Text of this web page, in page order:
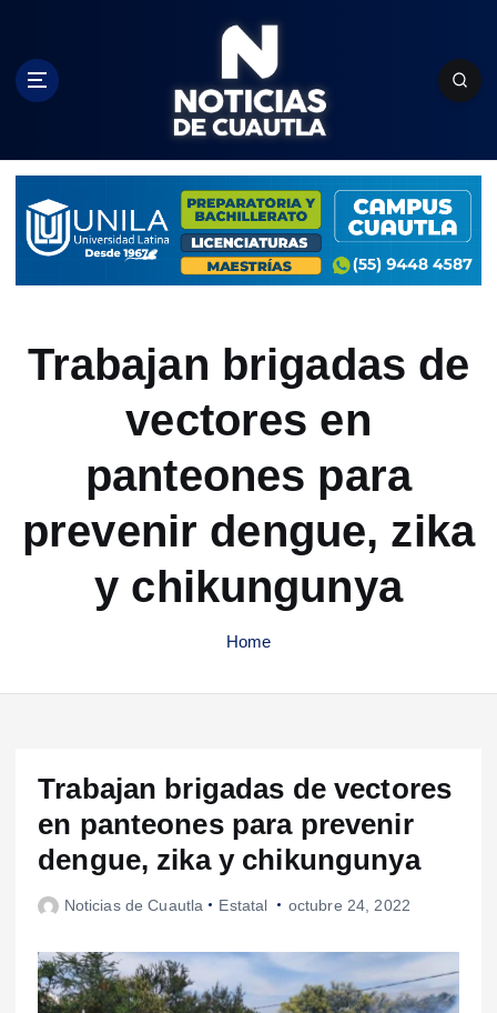
c
Trabajan brigadas de
vectores en
panteones para
prevenir dengue, zika
y chikungunya
Home
Trabajan brigadas de vectores
en panteones para prevenir
dengue, zika y chikungunya
Noticias de Cuautla Estatal octubre 24, 2022